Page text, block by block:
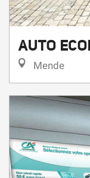
AUTO
Mende